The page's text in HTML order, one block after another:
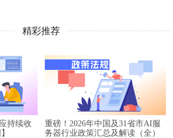
精彩推荐
持续收
重磅！2026年中国及31省市AI服
务器行业政策汇总及解读（全）